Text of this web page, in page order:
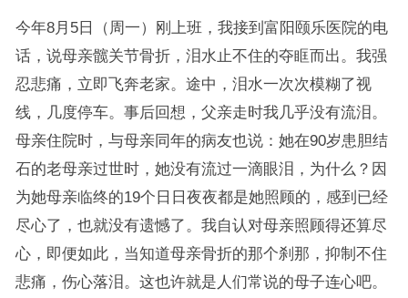
今年8月5日（周一）刚上班，我接到富阳颐乐医院的电
话，说母亲髋关节骨折，泪水止不住的夺眶而出。我强
忍悲痛，立即飞奔老家。途中，泪水一次次模糊了视
线，几度停车。事后回想，父亲走时我几乎没有流泪。
母亲住院时，与母亲同年的病友也说：她在90岁患胆结
石的老母亲过世时，她没有流过一滴眼泪，为什么？因
为她母亲临终的19个日日夜夜都是她照顾的，感到已经
尽心了，也就没有遗憾了。我自认对母亲照顾得还算尽
心，即便如此，当知道母亲骨折的那个刹那，抑制不住
悲痛，伤心落泪。这也许就是人们常说的母子连心吧。